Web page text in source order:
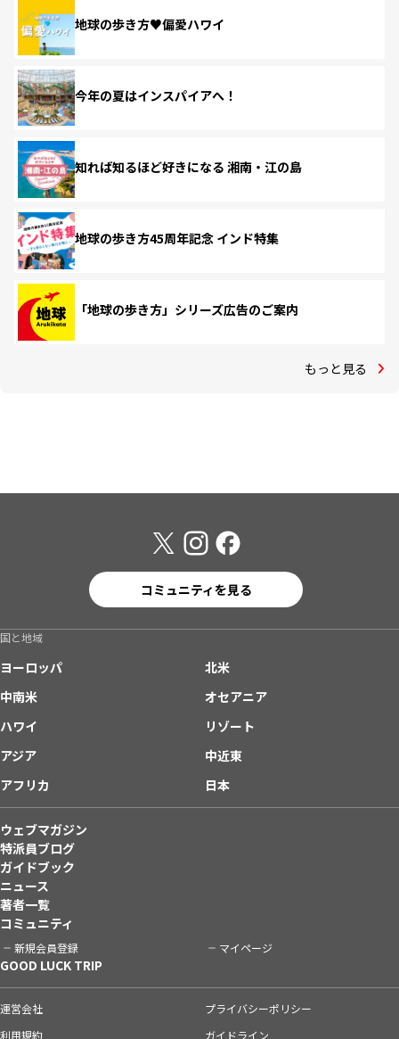
地球の歩き方♥偏愛ハワイ
今年の夏はインスパイアへ！
知れば知るほど好きになる 湘南・江の島
地球の歩き方45周年記念 インド特集
「地球の歩き方」シリーズ広告のご案内
もっと見る
コミュニティを見る
国と地域
ヨーロッパ
北米
中南米
オセアニア
ハワイ
リゾート
アジア
中近東
アフリカ
日本
ウェブマガジン
特派員ブログ
ガイドブック
ニュース
著者一覧
コミュニティ
新規会員登録 マイページ
GOOD LUCK TRIP
運営会社
プライバシーポリシー
利用規約
ガイドライン